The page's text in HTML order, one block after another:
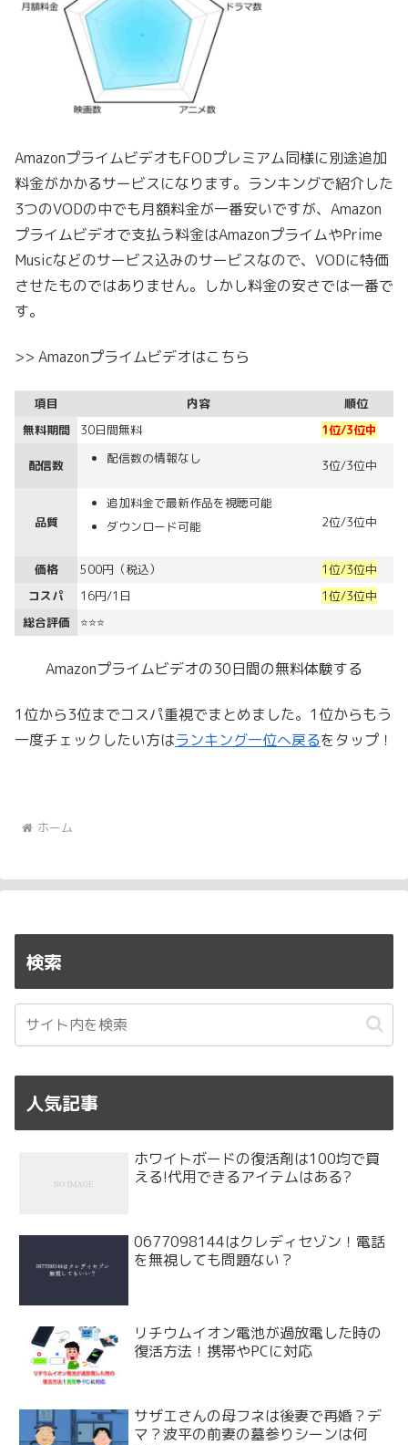
AmazonプライムビデオもFODプレミアム同様に別途追加
料金がかかるサービスになります。ランキングで紹介した
3つのVODの中でも月額料金が一番安いですが、Amazon
プライムビデオで支払う料金はAmazonプライムやPrime
Musicなどのサービス込みのサービスなので、VODに特価
させたものではありません。しかし料金の安さでは一番で
す。
>> Amazonプライムビデオはこちら
項目 内容
順位
無料期間
30日間無料 1位/3位中
配信数 配信数の情報なし 3位/3位中
品質
追加料金で最新作品を視聴可能
ダウンロード可能
2位/3位中
価格 500円（税込）
1位/3位中
コスパ
16円/1日
1位/3位中
総合評価
⭐⭐⭐
Amazonプライムビデオの30日間の無料体験する
1位から3位までコスパ重視でまとめました。1位からもう
一度チェックしたい方はランキング一位へ戻るをタップ！
ホーム
検索
人気記事
ホワイトボードの復活剤は100均で買
える!代用できるアイテムはある?
0677098144はクレディセゾン！電話
を無視しても問題ない？
リチウムイオン電池が過放電した時の
復活方法！携帯やPCに対応
サザエさんの母フネは後妻で再婚？デ
マ？波平の前妻の墓参りシーンは何